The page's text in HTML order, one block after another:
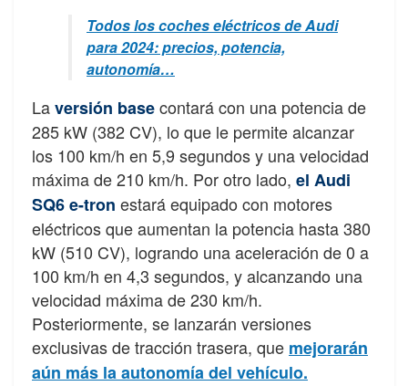
Todos los coches eléctricos de Audi
para 2024: precios, potencia,
autonomía…
Laversión basecontará con una potencia de
285 kW (382 CV), lo que le permite alcanzar
los 100 km/h en 5,9 segundos y una velocidad
máxima de 210 km/h. Por otro lado, el Audi
SQ6 e-tron estará equipado con motores
eléctricos que aumentan la potencia hasta 380
kW (510 CV), logrando una aceleración de 0 a
100 km/h en 4,3 segundos, y alcanzando una
velocidad máxima de 230 km/h.
Posteriormente, se lanzarán versiones
exclusivas de tracción trasera, que mejorarán
aún más la autonomía del vehículo.